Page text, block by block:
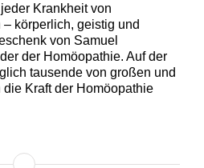
Krankheit von
körperlich, geistig und
von Samuel
der Homöopathie. Auf der
tausende von großen und
Kraft der Homöopathie